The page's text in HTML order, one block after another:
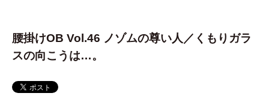
腰掛けOB Vol.46 ノゾムの尊い人／くもりガラ
スの向こうは…。